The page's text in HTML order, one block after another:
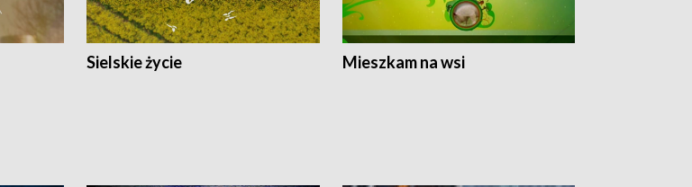
Sielskie życie Mieszkam na wsi